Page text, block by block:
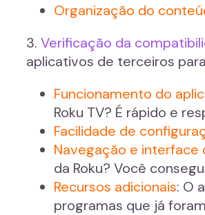
Organização do
3. Verificação da
aplicativos de terceiros
Funcionamento do
Roku TV? É rápido e
Facilidade de
Navegação e interface
da Roku? Você
Recursos adicionais: O
programas que já